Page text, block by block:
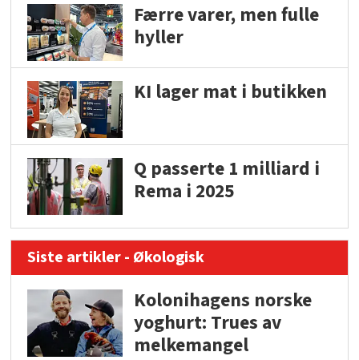
Færre varer, men fulle
hyller
KI lager mat i butikken
Q passerte 1 milliard i
Rema i 2025
Siste artikler - Økologisk
Kolonihagens norske
yoghurt: Trues av
melkemangel